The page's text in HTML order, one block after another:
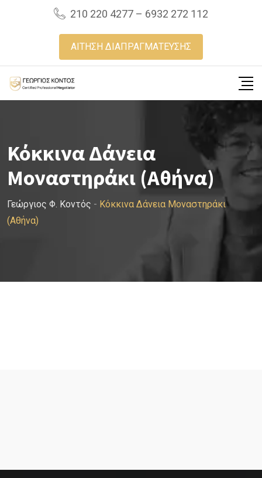
210 220 4277 – 6932 272 112
ΑΙΤΗΣΗ ΔΙΑΠΡΑΓΜΑΤΕΥΣΗΣ
Κόκκινα Δάνεια
Μοναστηράκι (Αθήνα)
Γεώργιος Φ. Κοντός - Κόκκινα Δάνεια Μοναστηράκι
(Αθήνα)